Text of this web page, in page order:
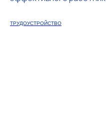
ТРУДОУСТРОЙСТВО